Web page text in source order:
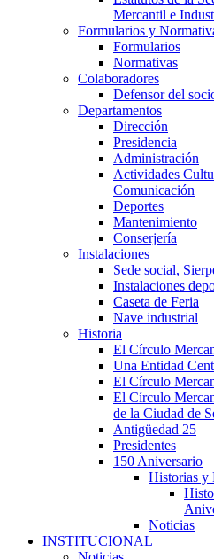
Mercantil e
Formularios y
Formularios
Normativas
Colaboradores
Defensor del
Departamentos
Dirección
Presidencia
Administración
Actividades
Comunicación
Deportes
Mantenimiento
Conserjería
Instalaciones
Sede social,
Instalaciones
Caseta de Feria
Nave industrial
Historia
El Círculo
Una Entidad
El Círculo
El Círculo
de la Ciudad de
Antigüedad 25
Presidentes
150 Aniversario
Historias y
Noticias
INSTITUCIONAL